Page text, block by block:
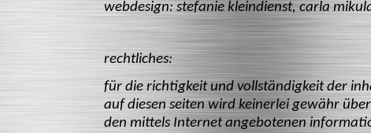
webdesign: stefanie kleindienst, carla
rechtliches:
für die richtigkeit und vollständigkeit der
auf diesen seiten wird keinerlei gewähr
den mittels Internet angebotenen